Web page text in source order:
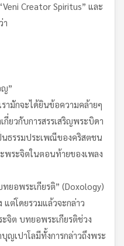
Creator Spiritus” และ
า
ญ”
ามักจะได้ยินข้อความคล้ายๆ
ยวกับการสรรเสริญพระบิดา
ธรรมประเพณีของคริสตชน
พระจิตในตอนท้ายของเพลง
ทยอพระเกียรติ” (Doxology)
ต่โดยรวมแล้วจะกล่าว
จิต บทยอพระเกียรติช่วง
เปาโลมีทั้งการกล่าวถึงพระ